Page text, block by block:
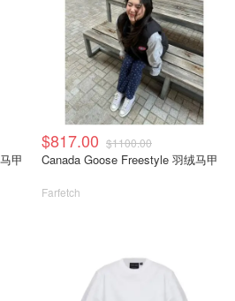
甲
$817.00 $1100.00
Canada Goose Freestyle 羽绒马甲
Farfetch